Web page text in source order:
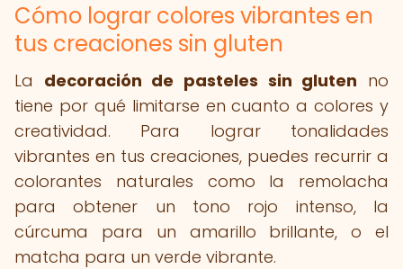
Cómo lograr colores vibrantes en
tus creaciones sin gluten
La decoración de pasteles sin gluten no
tiene por qué limitarse en cuanto a colores y
creatividad. Para lograr tonalidades
vibrantes en tus creaciones, puedes recurrir a
colorantes naturales como la remolacha
para obtener un tono rojo intenso, la
cúrcuma para un amarillo brillante, o el
matcha para un verde vibrante.